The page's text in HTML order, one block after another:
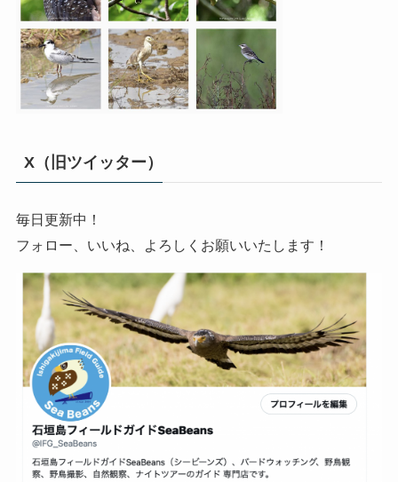
X（旧ツイッター）
毎日更新中！
フォロー、いいね、よろしくお願いいたします！